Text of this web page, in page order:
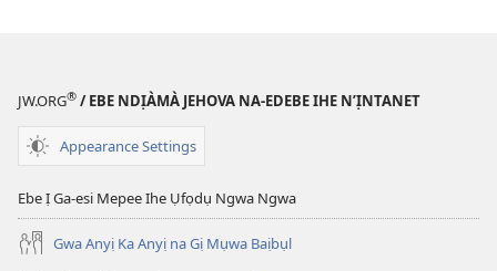
JW.ORG® / EBE NDỊÀMÀ JEHOVA NA-EDEBE IHE N’ỊNTANET
Appearance Settings
Ebe Ị Ga-esi Mepee Ihe Ụfọdụ Ngwa Ngwa
Gwa Anyị Ka Anyị na Gị Mụwa Baịbụl